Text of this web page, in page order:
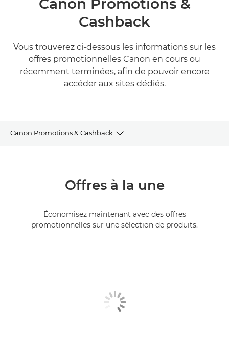
Canon Promotions &
Cashback
Vous trouverez ci-dessous les informations sur les
offres promotionnelles Canon en cours ou
récemment terminées, afin de pouvoir encore
accéder aux sites dédiés.
Canon Promotions & Cashback
Offres expirées
Offres à la une
Économisez maintenant avec des offres
promotionnelles sur une sélection de produits.